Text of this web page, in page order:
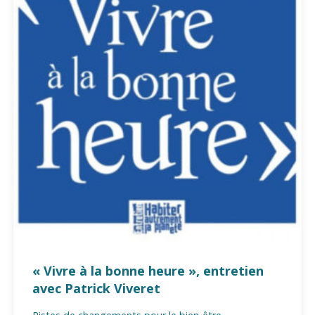
« Vivre à la bonne heure », entretien
avec Patrick Viveret